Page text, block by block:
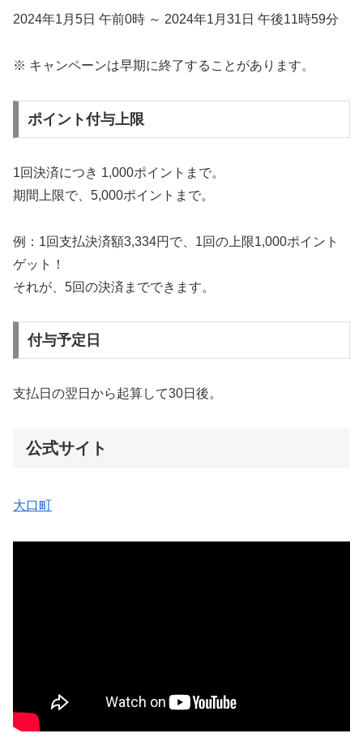
2024年1月5日 午前0時 ～ 2024年1月31日 午後11時59分
※ キャンペーンは早期に終了することがあります。
ポイント付与上限
1回決済につき 1,000ポイントまで。
期間上限で、5,000ポイントまで。
例：1回支払決済額3,334円で、1回の上限1,000ポイント
ゲット！
それが、5回の決済までできます。
付与予定日
支払日の翌日から起算して30日後。
公式サイト
大口町